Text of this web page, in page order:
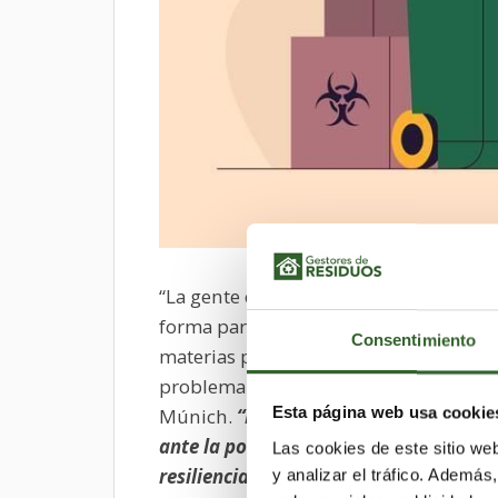
Consentimiento
Esta página web usa
Las cookies de este sitio
y analizar el tráfico.
“La gente entiende que la
forma parte de nuestra
materias primas son importadas, la
problema de seguridad para
Múnich. “Nuestro objetivo como feria
ante la política, las empresas y la
resiliencia económica y la estabilidad